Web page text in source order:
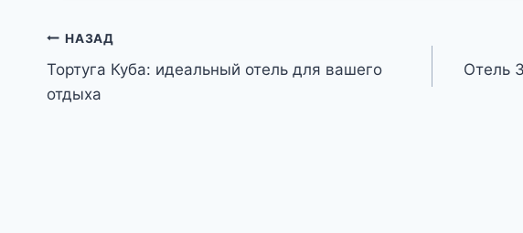
Навигация
по
НАЗАД
Тортуга Куба: идеальный отель для вашего
отдыха
Отель